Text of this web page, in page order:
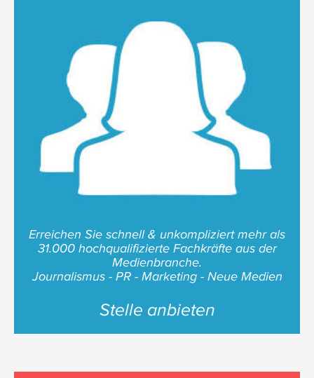
Erreichen Sie schnell & unkompliziert mehr als
31.000 hochqualifizierte Fachkräfte aus der
Medienbranche.
Journalismus - PR - Marketing - Neue Medien
Stelle anbieten